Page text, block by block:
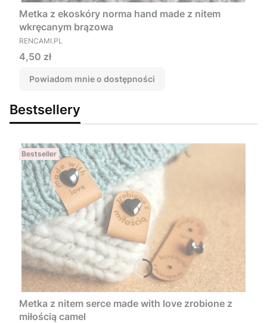
Metka z ekoskóry norma hand made z nitem
wkręcanym brązowa
PRODUCENT
RENCAMI.PL
Cena
4,50 zł
Powiadom mnie o dostępności
Bestsellery
Bestseller
Metka z nitem serce made with love zrobione z
miłością camel